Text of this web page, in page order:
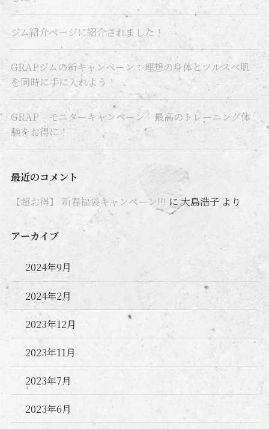
ジム紹介ページに紹介されました！
GRAPジムの新キャンペーン：理想の身体とツルスベ肌
を同時に手に入れよう！
GRAP モニターキャンペーン 最高のトレーニング体
験をお得に！
最近のコメント
【超お得】 新春福袋キャンペーン!!! に大島浩子より
アーカイブ
2024年9月
2024年2月
2023年12月
2023年11月
2023年7月
2023年6月